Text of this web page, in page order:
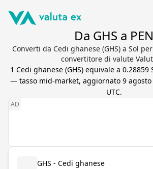
Da GHS a PEN
Converti da Cedi ghanese (GHS) a Sol
convertitore di valute
1 Cedi ghanese (GHS) equivale a 0.28859
— tasso mid-market, aggiornato 9
UTC.
GHS - Cedi ghanese